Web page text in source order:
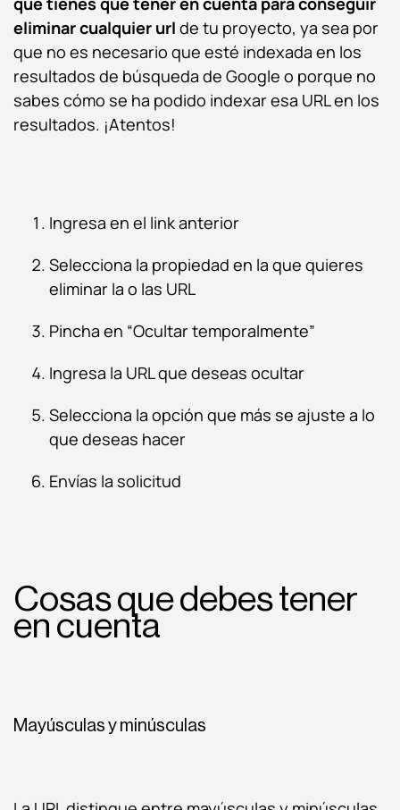
eliminar cualquier url de tu proyecto, ya sea por
que no es necesario que esté indexada en los
resultados de búsqueda de Google o porque no
sabes cómo se ha podido indexar esa URL en los
resultados. ¡Atentos!
Ingresa en el link anterior
Selecciona la propiedad en la que quieres
eliminar la o las URL
Pincha en “Ocultar temporalmente”
Ingresa la URL que deseas ocultar
Selecciona la opción que más se ajuste a lo
que deseas hacer
Envías la solicitud
Cosas que debes tener
en cuenta
Mayúsculas y minúsculas